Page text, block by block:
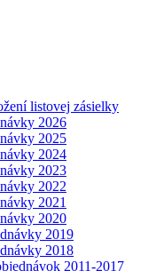
listovej zásielky
2026
2025
2024
2023
2022
2021
2020
2019
2018
2011-2017